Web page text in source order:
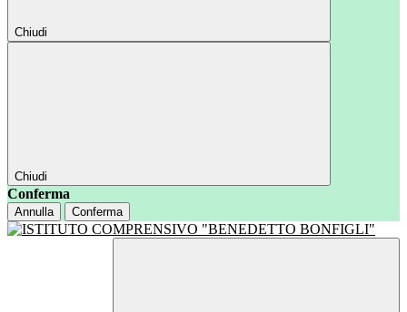
Chiudi
Chiudi
Conferma
Annulla Conferma